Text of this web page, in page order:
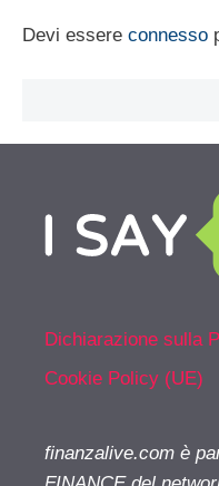
Devi essere connesso
Dichiarazione sulla
Cookie Policy (UE)
finanzalive.com è